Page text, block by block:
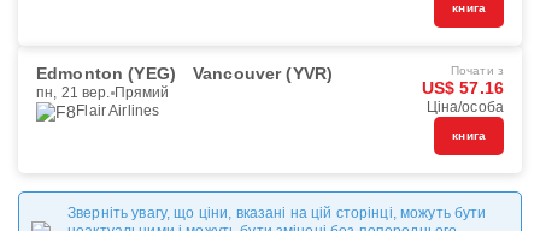
книга
Edmonton (YEG) Vancouver (YVR)
пн, 21 вер. Прямий
Flair Airlines
Почати з
US$ 57.16
Ціна/особа
книга
Зверніть увагу, що ціни, вказані на цій сторінці, можуть бути